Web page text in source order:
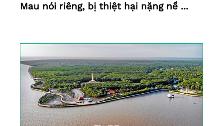
Mau nói riêng, bị thiệt hại nặng nề ...